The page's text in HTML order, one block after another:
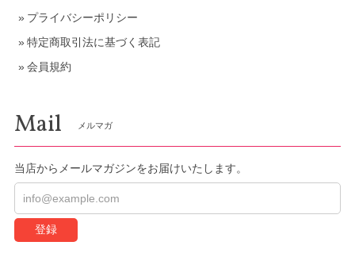
プライバシーポリシー
特定商取引法に基づく表記
会員規約
Mail メルマガ
当店からメールマガジンをお届けいたします。
登録